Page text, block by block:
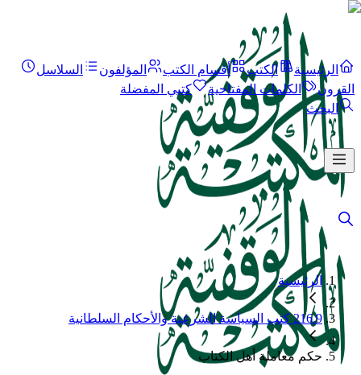
الرئيسية الكتب أقسام الكتب المؤلفون
السلاسل
القرون
الكلمات المفتاحية
كتبي المفضلة
البحث
الرئيسية
216.9 كتب السياسة الشرعية والأحكام السلطانية
حكم معاملة أهل الكتاب